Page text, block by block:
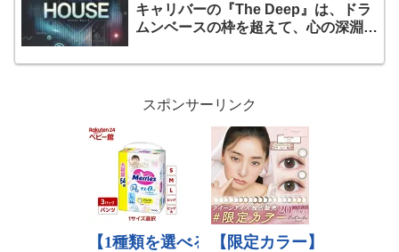
だ、永遠に“回り続ける”ダンスミュー
ジックの心臓部
キャリバーの『The Deep』は、ドラ
ムンベースの枠を超えて、心の深淵に
き出す！
スポンサーリンク